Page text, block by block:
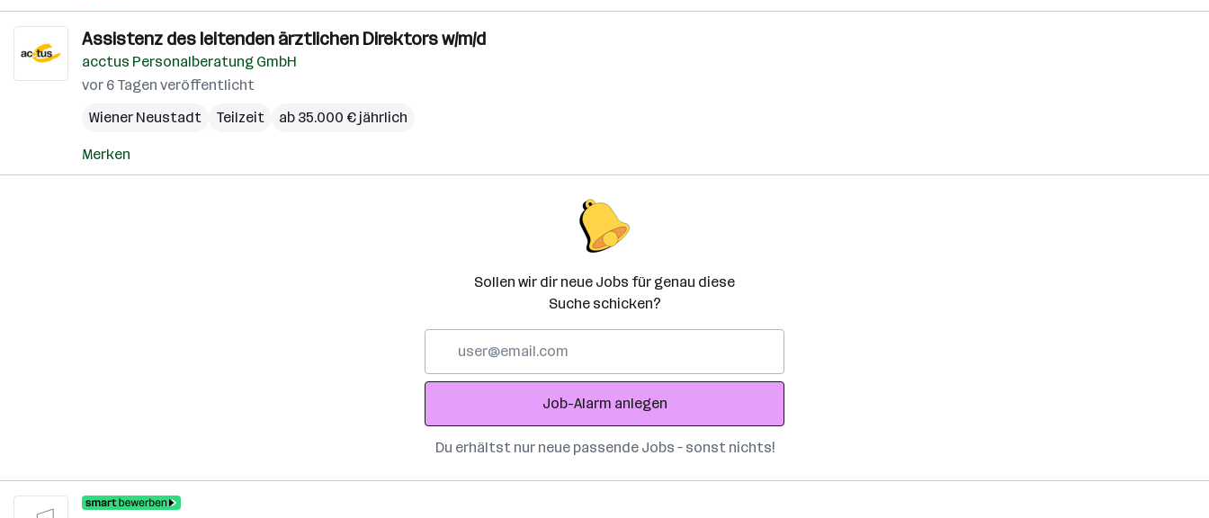
Assistenz des leitenden ärztlichen Direktors w/m/d
acctus Personalberatung GmbH
vor 6 Tagen veröffentlicht
Wiener Neustadt
Teilzeit ab 35.000 € jährlich
Merken
Sollen wir dir neue Jobs für genau diese
Suche schicken?
Adresse
Job-Alarm anlegen
Du erhältst nur neue passende Jobs – sonst nichts!